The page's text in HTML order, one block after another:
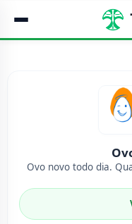
Ovo novo todo dia.